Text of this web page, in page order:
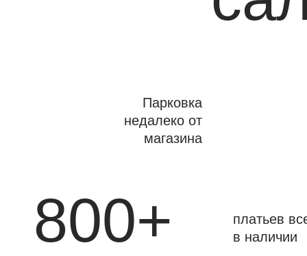
Парковка
недалеко от
магазина
800+
платьев
в наличии